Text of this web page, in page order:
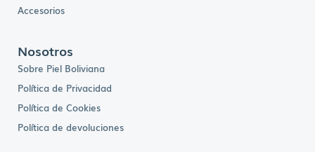
Accesorios
Nosotros
Sobre Piel Boliviana
Política de Privacidad
Política de Cookies
Política de devoluciones